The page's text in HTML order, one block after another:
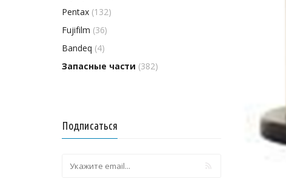
Pentax (132)
Fujifilm (36)
Bandeq (4)
Запасные части (382)
Подписаться